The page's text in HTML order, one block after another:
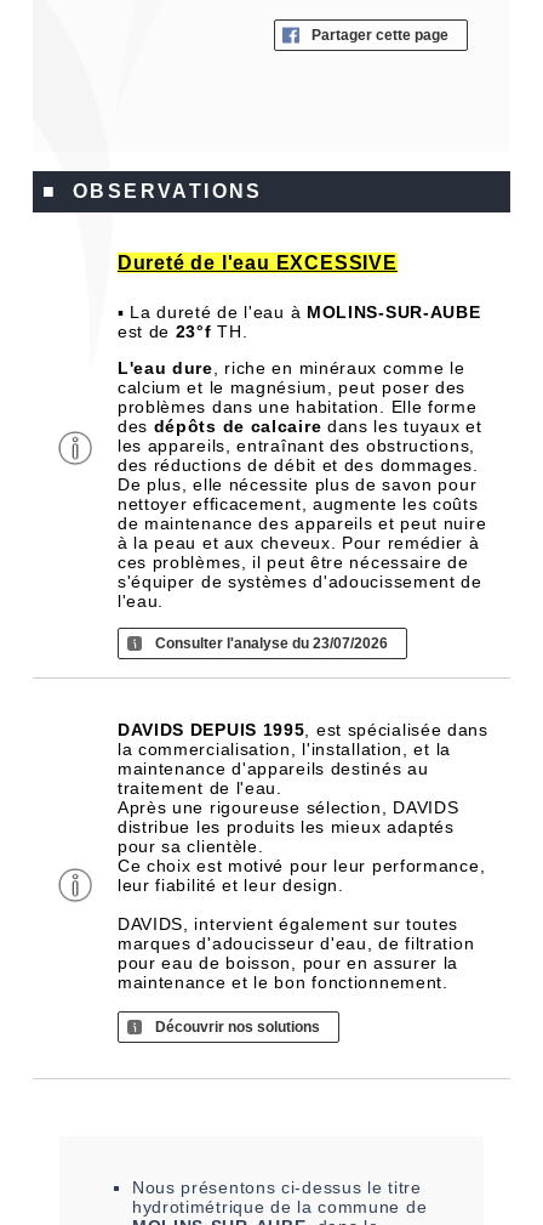
Partager cette page
■ OBSERVATIONS
Dureté de l'eau EXCESSIVE
▪ La dureté de l'eau à MOLINS-SUR-AUBE
est de 23°f TH.
L'eau dure , riche en minéraux comme le
calcium et le magnésium, peut poser des
problèmes dans une habitation. Elle forme
des dépôts de calcaire dans les tuyaux et
les appareils, entraînant des obstructions,
des réductions de débit et des dommages.
De plus, elle nécessite plus de savon pour
nettoyer efficacement, augmente les coûts
de maintenance des appareils et peut nuire
à la peau et aux cheveux. Pour remédier à
ces problèmes, il peut être nécessaire de
s'équiper de systèmes d'adoucissement de
l'eau.
Consulter l'analyse du 23/07/2026
DAVIDS DEPUIS 1995 , est spécialisée dans
la commercialisation, l'installation, et la
maintenance d'appareils destinés au
traitement de l'eau.
Après une rigoureuse sélection, DAVIDS
distribue les produits les mieux adaptés
pour sa clientèle.
Ce choix est motivé pour leur performance,
leur fiabilité et leur design.
DAVIDS, intervient également sur toutes
marques d'adoucisseur d'eau, de filtration
pour eau de boisson, pour en assurer la
maintenance et le bon fonctionnement.
Découvrir nos solutions
Nous présentons ci-dessus le titre
hydrotimétrique de la commune de